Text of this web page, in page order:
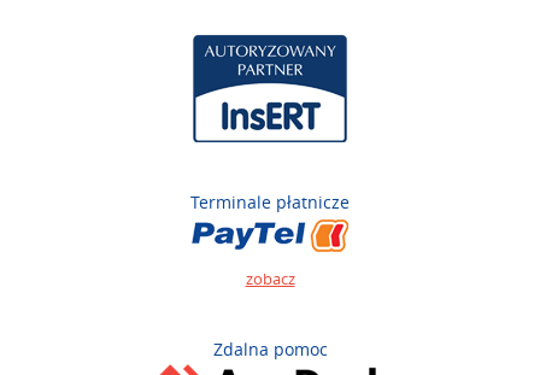
Terminale płatnicze
zobacz
Zdalna pomoc